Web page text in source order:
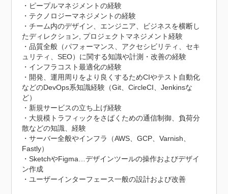
・ピープルマネジメントの経験
・テクノロジーマネジメントの経験
・チーム内のデザイン、エンジニア、ビジネスを横断し
たディレクション, プロジェクトマネジメント経験
・品質全般（パフォーマンス、アクセシビリティ、セキ
ュリティ、SEO）に関する知識や計測・改善の経験
・インフラコスト最適化の経験
・開発、運用周りをより良くするためCIやテスト自動化
などのDevOps系知識経験（Git、CircleCI、Jenkinsな
ど）
・新規サービスの立ち上げ経験
・大規模トラフィックをさばくための通信制御、負荷分
散などの知識、経験
・サーバー全般やインフラ（AWS、GCP、Varnish、
Fastly）
・SketchやFigma…デザインツールの操作およびデザイ
ン作成
・ユーザーインターフェース一般の設計および改善